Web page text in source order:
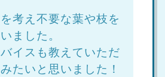
考え不要な葉や枝を
ました。
イスも教えていただ
たいと思いました！